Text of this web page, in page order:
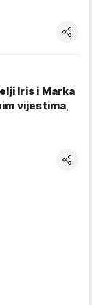
Iris i Marka
vijestima,